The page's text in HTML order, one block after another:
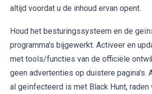
altijd voordat u de inhoud ervan opent.
Houd het besturingssysteem en de
programma's bijgewerkt. Activeer en
met tools/functies van de officiële
geen advertenties op duistere pagina's.
al geïnfecteerd is met Black Hunt, raden